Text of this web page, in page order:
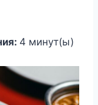
4 минут(ы)